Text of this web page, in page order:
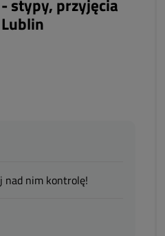
stypy, przyjęcia
nad nim kontrolę!